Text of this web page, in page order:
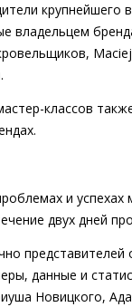
крупнейшего
владельцем
классов
и успехах
двух дней
данные и
Новицкого,